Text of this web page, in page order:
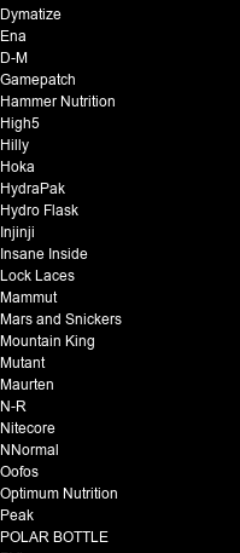
Dymatize
Ena
D-M
Gamepatch
Hammer Nutrition
High5
Hilly
Hoka
HydraPak
Hydro Flask
Injinji
Insane Inside
Lock Laces
Mammut
Mars and Snickers
Mountain King
Mutant
Maurten
N-R
Nitecore
NNormal
Oofos
Optimum Nutrition
Peak
POLAR BOTTLE